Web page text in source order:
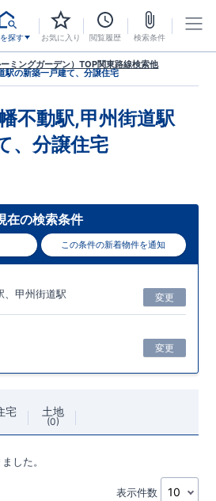
探す お気に入り 閲覧履歴 検索条件
ミングガーデン）TOP関東路線検索他
駅の新築一戸建て、分譲住宅
不動駅,甲州街道駅
、分譲住宅
在の検索条件
この条件の新着物件を通知
、甲州街道駅
変更
変更
宅 土地
0
した。
表示件数